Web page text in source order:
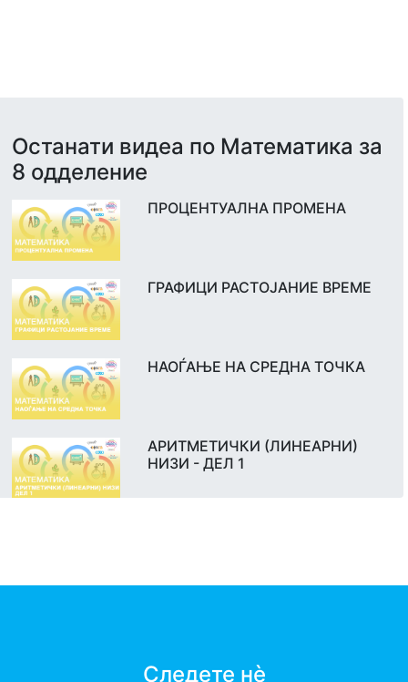
Останати видеа по Математика за
8 одделение
ПРОЦЕНТУАЛНА ПРОМЕНА
ГРАФИЦИ РАСТОЈАНИЕ ВРЕМЕ
НАОЃАЊЕ НА СРЕДНА ТОЧКА
АРИТМЕТИЧКИ (ЛИНЕАРНИ)
НИЗИ - ДЕЛ 1
Следете нè